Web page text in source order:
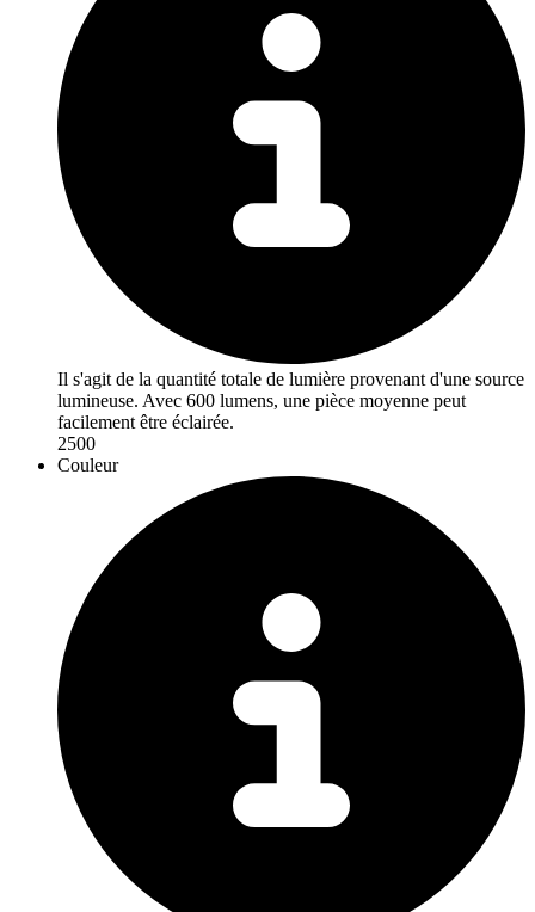
Il s'agit de la quantité totale de lumière provenant d'une source
lumineuse. Avec 600 lumens, une pièce moyenne peut
facilement être éclairée.
2500
Couleur